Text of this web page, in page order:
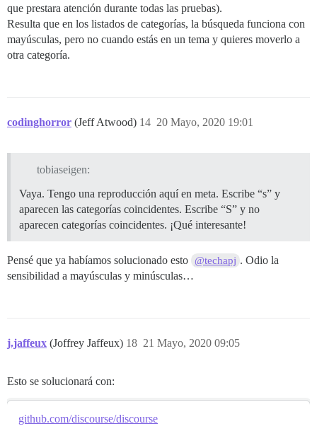
que prestara atención durante todas las pruebas).
Resulta que en los listados de categorías, la búsqueda funciona con
mayúsculas, pero no cuando estás en un tema y quieres moverlo a
otra categoría.
codinghorror (Jeff Atwood) 20 Mayo, 2020 19:01
14
tobiaseigen:
Vaya. Tengo una reproducción aquí en meta. Escribe “s” y
aparecen las categorías coincidentes. Escribe “S” y no
aparecen categorías coincidentes. ¡Qué interesante!
Pensé que ya habíamos solucionado esto @techapj . Odio la
sensibilidad a mayúsculas y minúsculas…
j.jaffeux (Joffrey Jaffeux) 21 Mayo, 2020 09:05
18
Esto se solucionará con:
github.com/discourse/discourse